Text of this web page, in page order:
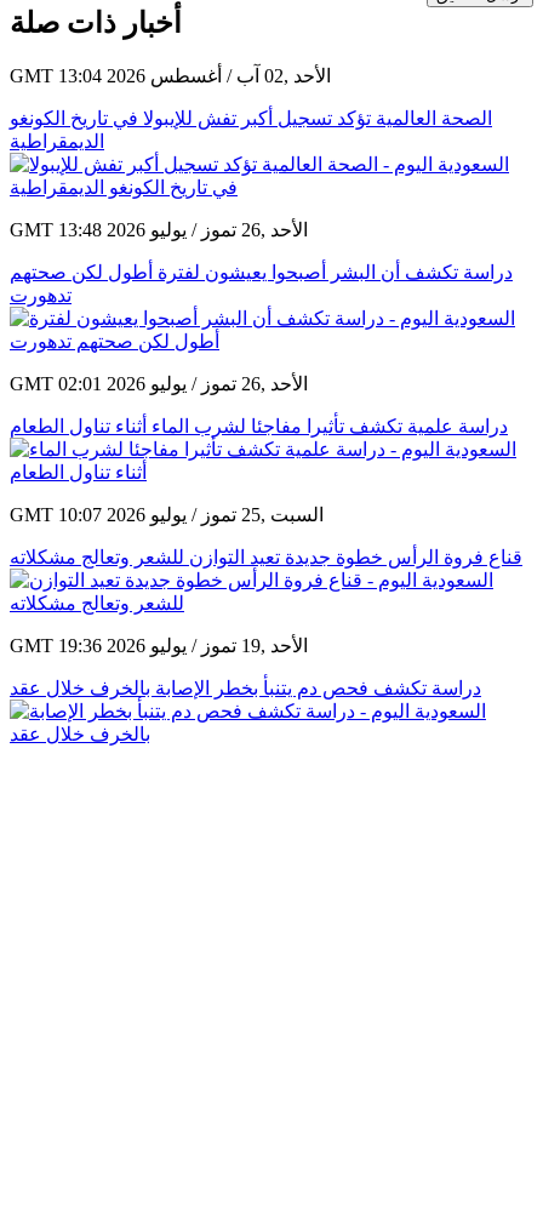
أخبار ذات صلة
GMT 13:04 2026 الأحد ,02 آب / أغسطس
الصحة العالمية تؤكد تسجيل أكبر تفش للإيبولا في تاريخ الكونغو
الديمقراطية
GMT 13:48 2026 الأحد ,26 تموز / يوليو
دراسة تكشف أن البشر أصبحوا يعيشون لفترة أطول لكن صحتهم
تدهورت
GMT 02:01 2026 الأحد ,26 تموز / يوليو
دراسة علمية تكشف تأثيرا مفاجئا لشرب الماء أثناء تناول الطعام
GMT 10:07 2026 السبت ,25 تموز / يوليو
قناع فروة الرأس خطوة جديدة تعيد التوازن للشعر وتعالج مشكلاته
GMT 19:36 2026 الأحد ,19 تموز / يوليو
دراسة تكشف فحص دم يتنبأ بخطر الإصابة بالخرف خلال عقد